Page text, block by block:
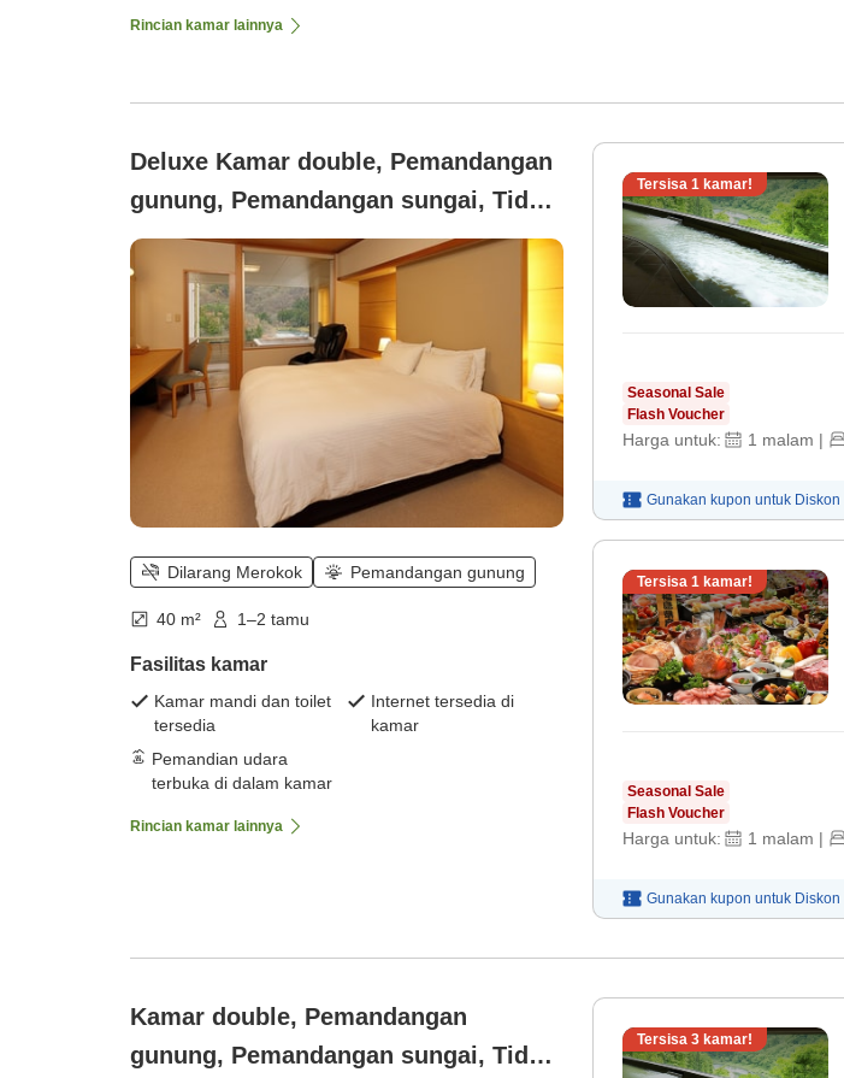
Rincian kamar lainnya
Deluxe Kamar double, Pemandangan
gunung, Pemandangan sungai, Tidak
merokok (Kamar dengan pemandian
air panas terbuka 【DX Double 40
m²】 Gaya Barat 《Pemandangan
Suara Sungai & Lembah》)
Dilarang Merokok Pemandangan gunung
40 m² 1–2 tamu
Fasilitas kamar
Kamar mandi dan toilet
tersedia
Internet tersedia di
kamar
Pemandian udara
terbuka di dalam kamar
Rincian kamar lainnya
Tersisa 1 kamar!
Seasonal Sale
Flash Voucher
Harga untuk: 1 malam |
Gunakan kupon untuk Diskon
Tersisa 1 kamar!
Seasonal Sale
Flash Voucher
Harga untuk: 1 malam |
Gunakan kupon untuk Diskon
Kamar double, Pemandangan
gunung, Pemandangan sungai, Tidak
Tersisa 3 kamar!